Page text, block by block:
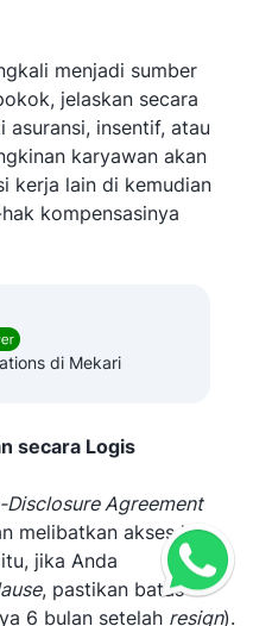
menjadi sumber
jelaskan secara
insentif, atau
karyawan akan
kerja lain di kemudian
kompensasinya
di Mekari
secara Logis
Disclosure Agreement
melibatkan akses ke
jika Anda
, pastikan batas
6 bulan setelah resign).